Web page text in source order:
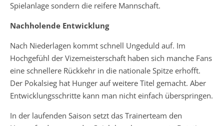
Spielanlage sondern die reifere Mannschaft.
Nachholende Entwicklung
Nach Niederlagen kommt schnell Ungeduld auf. Im
Hochgefühl der Vizemeisterschaft haben sich manche Fans
eine schnellere Rückkehr in die nationale Spitze erhofft.
Der Pokalsieg hat Hunger auf weitere Titel gemacht. Aber
Entwicklungsschritte kann man nicht einfach überspringen.
In der laufenden Saison setzt das Trainerteam den